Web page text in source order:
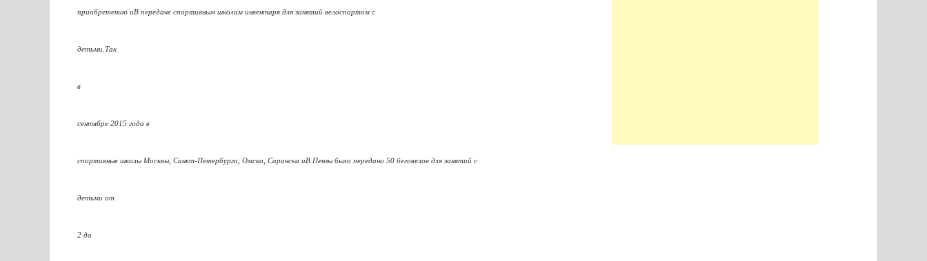
приобретению иВ передаче спортивным школам инвентаря для занятий велоспортом с
детьми.Так
в
сентябре 2015 года в
спортивные школы Москвы, Санкт-Петербурга, Омска, Саранска иВ Пензы было передано 50 беговелов для занятий с
детьми от
2 до